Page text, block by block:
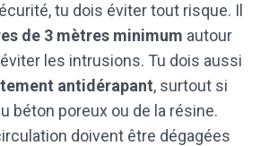
tu dois éviter tout risque. Il
de 3 mètres minimum autour
les intrusions. Tu dois aussi
antidérapant, surtout si
béton poreux ou de la résine.
doivent être dégagées